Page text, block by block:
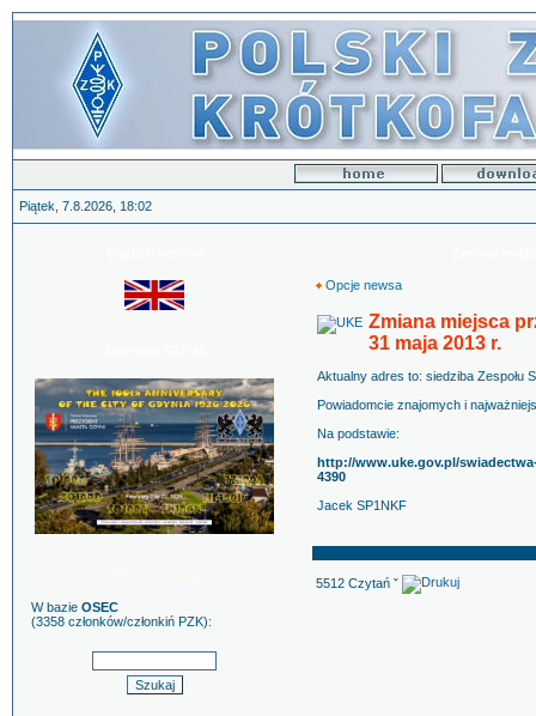
Piątek, 7.8.2026, 18:02
W bazie OSEC
(3358 członków/członkiń PZK):
Opcje newsa
Zmiana miejsca
31 maja 2013 r.
Aktualny adres to: siedziba Zespołu
Powiadomcie znajomych i
Na podstawie:
http://www.uke.gov.pl/
4390
Jacek SP1NKF
5512 Czytań ˇ